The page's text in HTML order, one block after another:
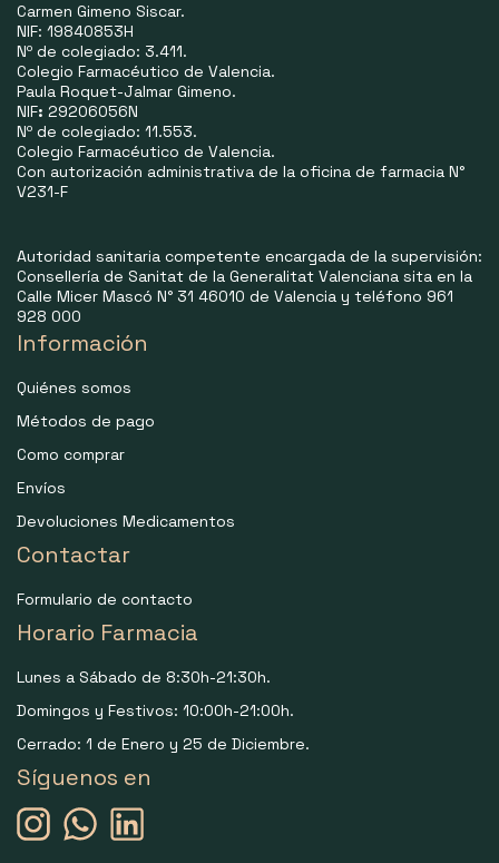
Carmen Gimeno Siscar.
NIF: 19840853H
Nº de colegiado: 3.411.
Colegio Farmacéutico de Valencia.
Paula Roquet-Jalmar Gimeno.
NIF: 29206056N
Nº de colegiado: 11.553.
Colegio Farmacéutico de Valencia.
Con autorización administrativa de la oficina de farmacia N°
V231-F
Autoridad sanitaria competente encargada de la supervisión:
Consellería de Sanitat de la Generalitat Valenciana sita en la
Calle Micer Mascó N° 31 46010 de Valencia y teléfono 961
928 000
Información
Quiénes somos
Métodos de pago
Como comprar
Envíos
Devoluciones Medicamentos
Contactar
Formulario de contacto
Horario Farmacia
Lunes a Sábado de 8:30h-21:30h.
Domingos y Festivos: 10:00h-21:00h.
Cerrado: 1 de Enero y 25 de Diciembre.
Síguenos en